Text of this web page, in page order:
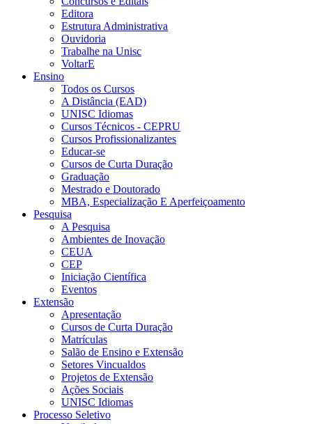
Editora
Estrutura Administrativa
Ouvidoria
Trabalhe na Unisc
VoltarE
Ensino
Todos os Cursos
A Distância (EAD)
UNISC Idiomas
Cursos Técnicos - CEPRU
Cursos Profissionalizantes
Educar-se
Cursos de Curta Duração
Graduação
Mestrado e Doutorado
MBA, Especialização E Aperfeiçoamento
Pesquisa
A Pesquisa
Ambientes de Inovação
CEUA
CEP
Iniciação Científica
Eventos
Extensão
Apresentação
Cursos de Curta Duração
Matrículas
Salão de Ensino e Extensão
Setores Vincualdos
Projetos de Extensão
Ações Sociais
UNISC Idiomas
Processo Seletivo